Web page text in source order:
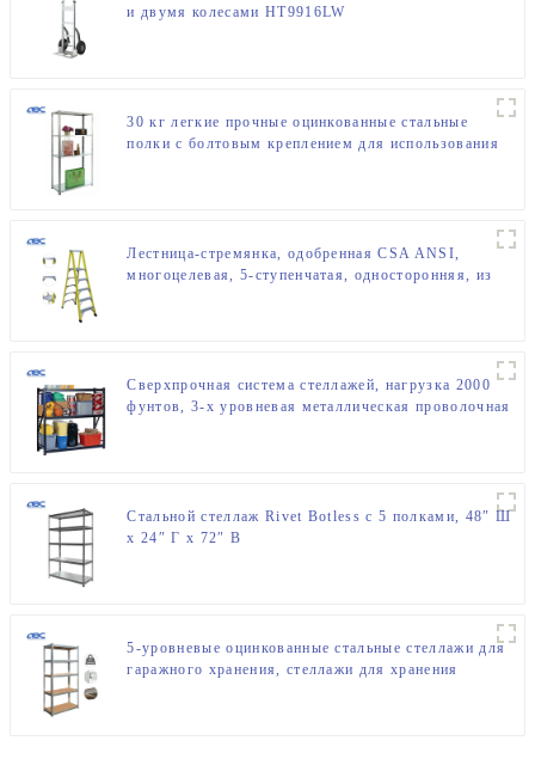
и двумя колесами HT9916LW
30 кг легкие прочные оцинкованные стальные
полки с болтовым креплением для использования
Лестница-стремянка, одобренная CSA ANSI,
многоцелевая, 5-ступенчатая, односторонняя, из
Сверхпрочная система стеллажей, нагрузка 2000
фунтов, 3-х уровневая металлическая проволочная
Стальной стеллаж Rivet Botless с 5 полками, 48″ Ш
x 24″ Г x 72″ В
5-уровневые оцинкованные стальные стеллажи для
гаражного хранения, стеллажи для хранения